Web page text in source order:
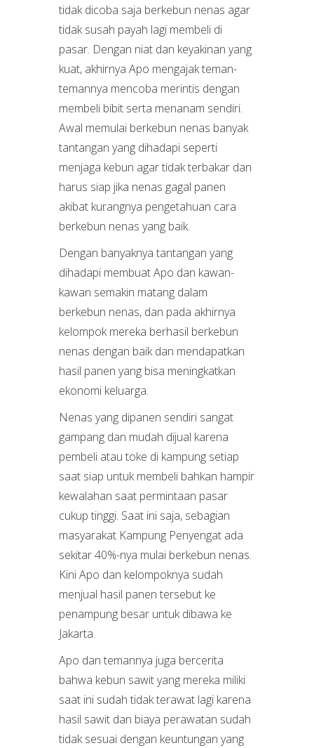
tidak dicoba saja berkebun nenas agar
tidak susah payah lagi membeli di
pasar. Dengan niat dan keyakinan yang
kuat, akhirnya Apo mengajak teman-
temannya mencoba merintis dengan
membeli bibit serta menanam sendiri.
Awal memulai berkebun nenas banyak
tantangan yang dihadapi seperti
menjaga kebun agar tidak terbakar dan
harus siap jika nenas gagal panen
akibat kurangnya pengetahuan cara
berkebun nenas yang baik.
Dengan banyaknya tantangan yang
dihadapi membuat Apo dan kawan-
kawan semakin matang dalam
berkebun nenas, dan pada akhirnya
kelompok mereka berhasil berkebun
nenas dengan baik dan mendapatkan
hasil panen yang bisa meningkatkan
ekonomi keluarga.
Nenas yang dipanen sendiri sangat
gampang dan mudah dijual karena
pembeli atau toke di kampung setiap
saat siap untuk membeli bahkan hampir
kewalahan saat permintaan pasar
cukup tinggi. Saat ini saja, sebagian
masyarakat Kampung Penyengat ada
sekitar 40%-nya mulai berkebun nenas.
Kini Apo dan kelompoknya sudah
menjual hasil panen tersebut ke
penampung besar untuk dibawa ke
Jakarta.
Apo dan temannya juga bercerita
bahwa kebun sawit yang mereka miliki
saat ini sudah tidak terawat lagi karena
hasil sawit dan biaya perawatan sudah
tidak sesuai dengan keuntungan yang